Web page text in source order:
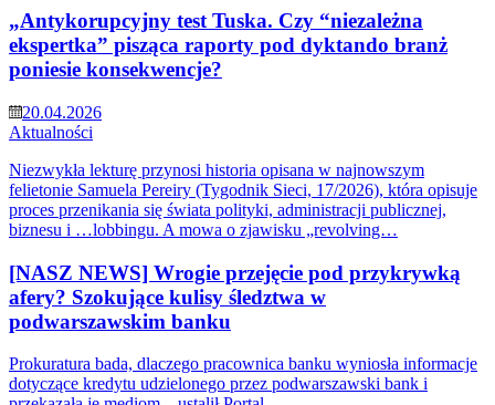
„Antykorupcyjny test Tuska. Czy “niezależna
ekspertka” pisząca raporty pod dyktando branż
poniesie konsekwencje?
20.04.2026
Aktualności
Niezwykła lekturę przynosi historia opisana w najnowszym
felietonie Samuela Pereiry (Tygodnik Sieci, 17/2026), która opisuje
proces przenikania się świata polityki, administracji publicznej,
biznesu i …lobbingu. A mowa o zjawisku „revolving…
[NASZ NEWS] Wrogie przejęcie pod przykrywką
afery? Szokujące kulisy śledztwa w
podwarszawskim banku
Prokuratura bada, dlaczego pracownica banku wyniosła informacje
dotyczące kredytu udzielonego przez podwarszawski bank i